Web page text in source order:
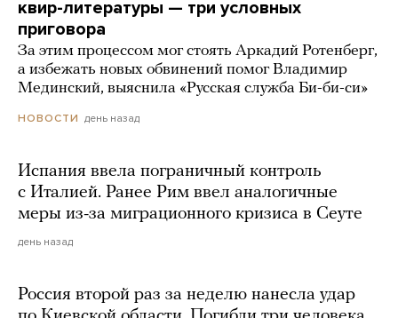
квир-литературы — три условных
приговора
За этим процессом мог стоять Аркадий Ротенберг,
а избежать новых обвинений помог Владимир
Мединский, выяснила «Русская служба Би-би-си»
НОВОСТИ день назад
Испания ввела пограничный контроль
с Италией. Ранее Рим ввел аналогичные
меры из-за миграционного кризиса в Сеуте
день назад
Россия второй раз за неделю нанесла удар